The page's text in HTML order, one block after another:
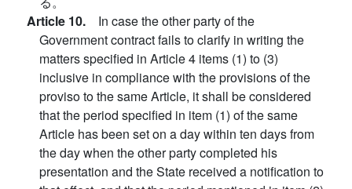
Article 10. In case the other party of the
Government contract fails to clarify in writing the
matters specified in Article 4 items (1) to (3)
inclusive in compliance with the provisions of the
proviso to the same Article, it shall be considered
that the period specified in item (1) of the same
Article has been set on a day within ten days from
the day when the other party completed his
presentation and the State received a notification to